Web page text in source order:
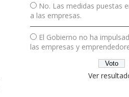
No. Las medidas puestas
a las empresas.
El Gobierno no ha
las empresas y
Ver